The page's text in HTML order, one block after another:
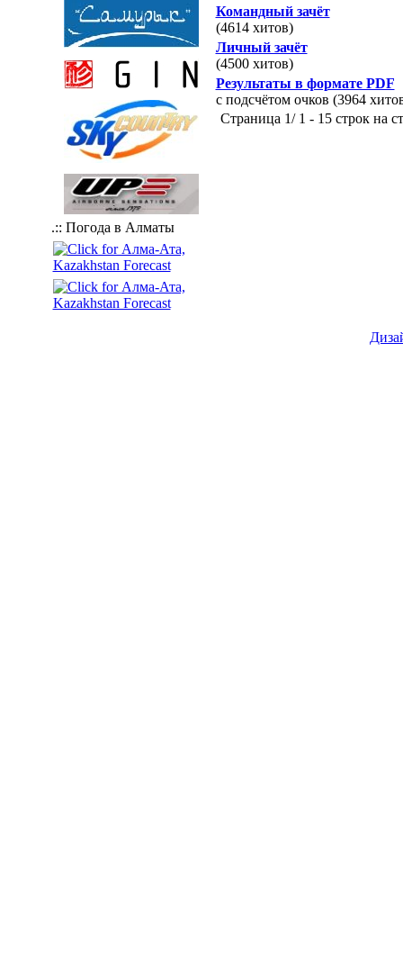
.:: Погода в Алматы
Командный зачёт
(4614 хитов)
Личный зачёт
(4500 хитов)
Результаты в формате PDF
с подсчётом очков (3964
Страница 1/ 1 - 15 строк на